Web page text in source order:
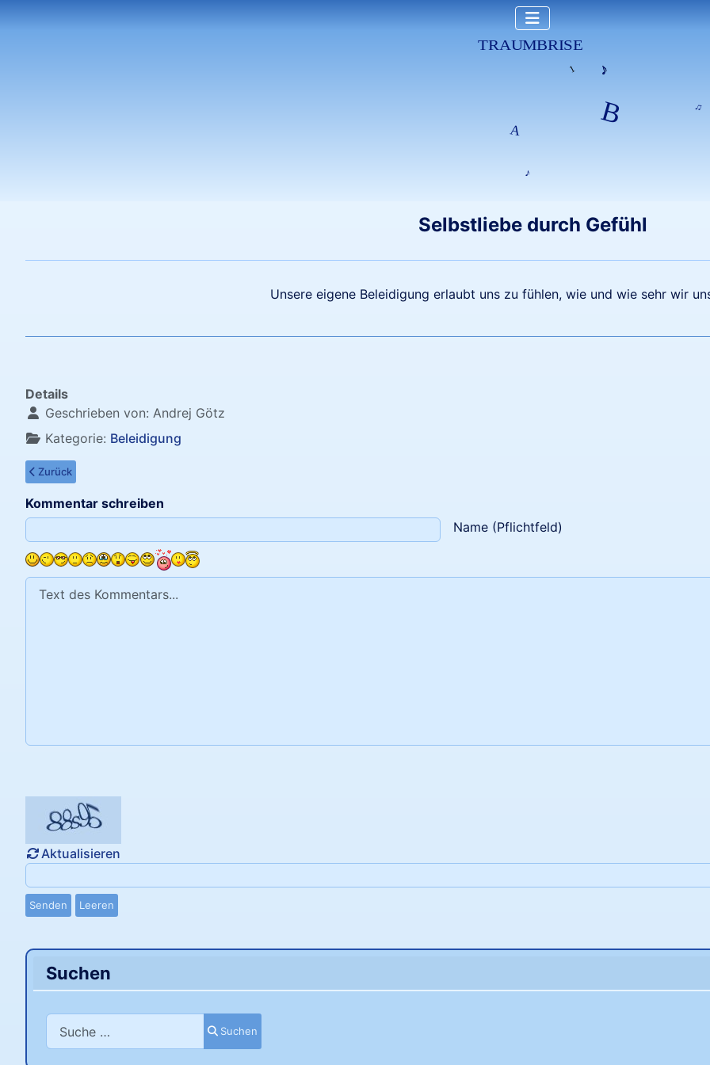
Selbstliebe durch Gefühl
Unsere eigene Beleidigung erlaubt uns zu fühlen, wie und wie sehr wir
Details
Geschrieben von: Andrej Götz
Kategorie: Beleidigung
Vorheriger Beitrag: Erwartung verursacht Unmut
Zurück
Kommentar schreiben
Name (Pflichtfeld)
Text des Kommentars
Aktualisieren
Senden Leeren
Suchen
Suchen
Suchen